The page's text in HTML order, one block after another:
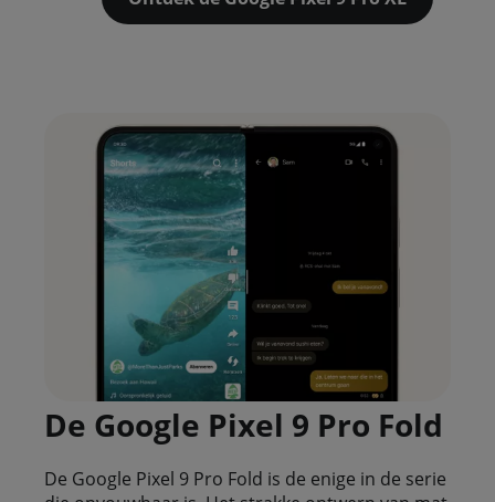
De Google Pixel 9 Pro Fold
De Google Pixel 9 Pro Fold is de enige in de serie